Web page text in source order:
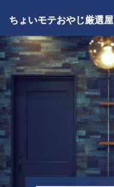
ちょいモテおやじ厳選屋